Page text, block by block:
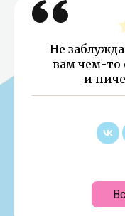
Не
вам чем-то
и